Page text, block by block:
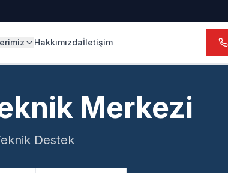
Hakkımızdaİletişim
Merkezi
Destek